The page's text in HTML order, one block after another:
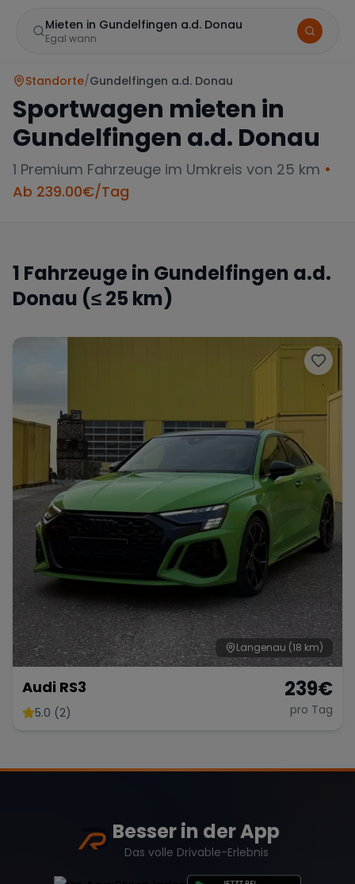
Mieten in Gundelfingen a.d. Donau
Egal wann
Mercedes BMW
McLaren Jaguar
Tesla Chevrolet Dodge
Bentley Rolls Royce Aston Martin
Bugatti Maserati
Wann
Zeitraum wählen
Standorte/Gundelfingen a.d. Donau
Sportwagen mieten in
Gundelfingen a.d. Donau
1 Premium Fahrzeuge im Umkreis von 25 km •
Ab 239.00€/Tag
1 Fahrzeuge in Gundelfingen a.d.
Donau (≤ 25 km)
Langenau (18 km)
Audi RS3
5.0 (2)
239€
pro Tag
Besser in der App
Das volle Drivable-Erlebnis